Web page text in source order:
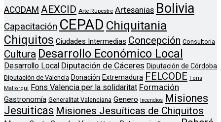
ACODAM AEXCID Arte Rupestre Artesanias Bolivia
Capacitación CEPAD Chiquitania
Chiquitos Ciudades Intermedias Concepción Consultoria
Cultura Desarrollo Económico Local
Desarrollo Local Diputación de Cáceres Diputación de Córdoba
Diputación de Valencia Donación Extremadura FELCODE Fons
Mallorqui
Fons Valencia per la solidaritat Formación
Gastronomía Generalitat Valenciana Genero Incendios
Misiones
Jesuiticas Misiones Jesuíticas de Chiquitos